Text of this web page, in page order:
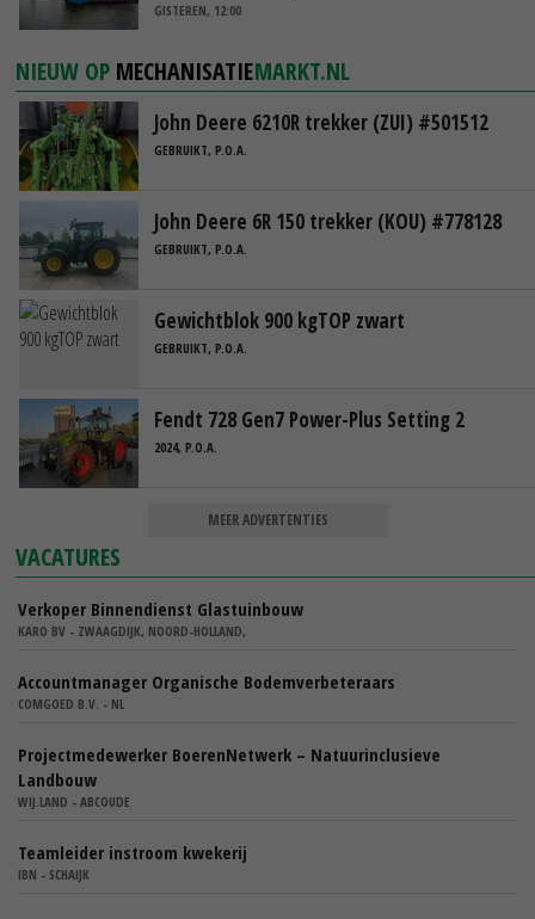
GISTEREN, 12:00
NIEUW OP MECHANISATIEMARKT.NL
John Deere 6210R trekker (ZUI) #501512
GEBRUIKT, P.O.A.
John Deere 6R 150 trekker (KOU) #778128
GEBRUIKT, P.O.A.
Gewichtblok 900 kgTOP zwart
GEBRUIKT, P.O.A.
Fendt 728 Gen7 Power-Plus Setting 2
2024, P.O.A.
MEER ADVERTENTIES
VACATURES
Verkoper Binnendienst Glastuinbouw
KARO BV - ZWAAGDIJK, NOORD-HOLLAND,
Accountmanager Organische Bodemverbeteraars
COMGOED B.V. - NL
Projectmedewerker BoerenNetwerk – Natuurinclusieve
Landbouw
WIJ.LAND - ABCOUDE
Teamleider instroom kwekerij
IBN - SCHAIJK